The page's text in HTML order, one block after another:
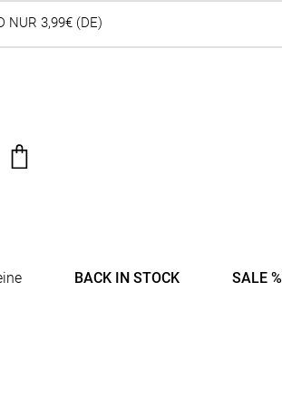
NUR 3,99€ (DE)
BACK IN STOCK SALE %